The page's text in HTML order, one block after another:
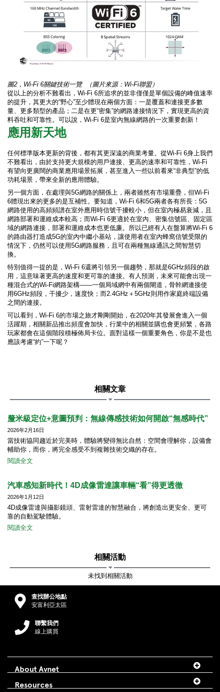
圖2，Wi-Fi 6關鍵技術一覽
（圖片來源：Wi-Fi聯盟）
從以上的分析不難看出，Wi-Fi 6所追求的並非僅僅是單個設備的峰值速率
的提升，其更大的“野心”至少體現在兩個方面：一是覆蓋和連接更多數
量、更多類型的產品；二是在更“密集”的網路連接情況下，實現更高的資
料吞吐和可靠性。可以說，Wi-Fi 6是室內無線網路的一次重要創新！
應用新天地
任何標準版本更新的背後，都有其更深遠的商業考量。從Wi-Fi 6身上我們
不難看出，由於支持更大規模的用戶連接、更高的速率和可靠性，Wi-Fi
有望向更廣闊的商業應用場景拓展，甚至進入一些以前看來“非典型”的低
功耗場景，帶來全新的應用體驗。
另一個方面，在處理與5G網路的關係上，兩者雖然有市場重疊，但Wi-Fi
6體現出來的更多的是互補性。要知道，Wi-Fi 6和5G兩者各有所長：5G
網路使用的高頻頻譜在室外應用時信號干擾較小，但在室內極易衰減，且
網路部署和運維成本較高；而Wi-Fi 6更適於在室內、密集信號區、固定區
域的網路連接，部署和運維成本也更低廉。所以已經有人在盤算將Wi-Fi 6
的路由器打造成5G的室內中繼小基站，讓使用者在室內蜂窩信號受限的
情況下，仍然可以使用5G網路服務，且可在兩種無線通訊之間智慧切
換。
特別值得一提的是，Wi-Fi 6還將引領另一個趨勢，那就是6GHz頻段的啟
用，這意味著更高的速度和更可靠的連接。有人預測，未來可能會出現一
種混合式的Wi-Fi網路架構——一個局域網中有兩個閘道，骨幹網連接使
用6GHz頻段，干擾少，速度快；而2.4GHz＋5GHz則用作家庭終端設備
之間的連接。
可以看到，Wi-Fi 6的市場之旅才剛剛開始，在2020年其發展會進入一個
活躍期，相關新品推出頻度會加快，行業中的相關並購也會更頻繁，各路
玩家都會在這個階段積極佈局卡位。面對這樣一個重要角色，你是不是也
應該考慮“約”一下呢？
相關文章
釐米級定位+意圖預判：無線傳感技術如何開啟“無感時代”
2026年2月16日
當技術協同趨近於完美時，體驗將變得無比自然：空間會理解你，設備會
輔助你，而你，將完全感受不到複雜技術交織的存在。
閱讀全文
汽車感知新時代！4D成像雷達讓車輛“看”得更透徹
2026年1月12日
4D成像雷達與攝影鏡頭、雷射雷達的智慧融合，將創造出更安全、更可
靠的自動駕駛體驗。
閱讀全文
相關活動
未找到相關活動
查找辦公地點
安富利亞太區
聯繫我們
線上購買
About Avnet
Resources